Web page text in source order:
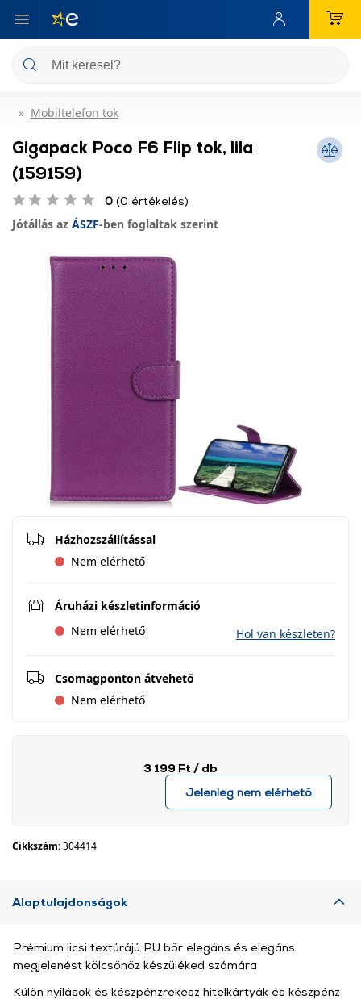
Mobiltelefon tok
Gigapack Poco F6 Flip tok, lila
(159159)
0 (0 értékelés)
Jótállás az ÁSZF-ben foglaltak szerint
Házhozszállítással
Nem elérhető
Áruházi készletinformáció
Nem elérhető
Hol van készleten?
Csomagponton átvehető
Nem elérhető
3 199 Ft / db
Jelenleg nem elérhető
Cikkszám:304414
Alaptulajdonságok
Prémium licsi textúrájú PU bőr elegáns és elegáns
megjelenést kölcsönöz készüléked számára
Külön nyílások és készpénzrekesz hitelkártyák és készpénz